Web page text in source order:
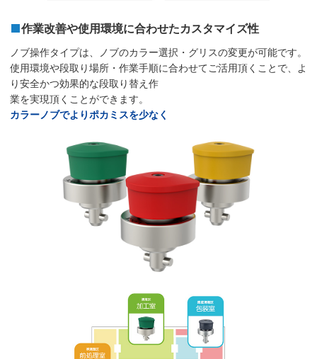
作業改善や使用環境に合わせたカスタマイズ性
ノブ操作タイプは、ノブのカラー選択・グリスの変更が可能です。
使用環境や段取り場所・作業手順に合わせてご活用頂くことで、よ
り安全かつ効果的な段取り替え作
業を実現頂くことができます。
カラーノブでよりポカミスを少なく